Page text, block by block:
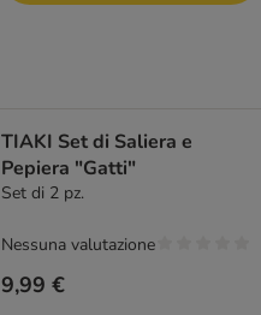
TIAKI Set di Saliera e
Pepiera "Gatti"
Set di 2 pz.
9,99 €
Nessuna valutazione